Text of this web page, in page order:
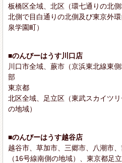
板橋区全域、北区（環七通りの北
北側で目白通りの北側及び東京外
泉学園町）
■のんびーはうす川口店
川口市全域、蕨市（京浜東北線東
部
東京都
北区全域、足立区（東武スカイツ
の地域）
■のんびーはうす越谷店
越谷市、草加市、三郷市、八潮市
（16号線南側の地域）、東京都足